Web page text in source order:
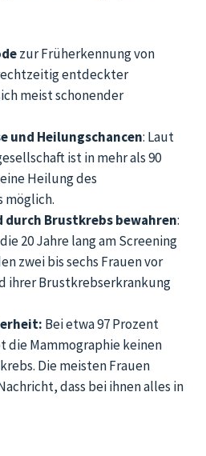
zur Früherkennung von
entdeckter
meist schonender
und Heilungschancen: Laut
ist in mehr als 90
Heilung des
möglich.
durch Brustkrebs bewahren:
20 Jahre lang am Screening
zwei bis sechs Frauen vor
ihrer Brustkrebserkrankung
Bei etwa 97 Prozent
die Mammographie keinen
Die meisten Frauen
dass bei ihnen alles in